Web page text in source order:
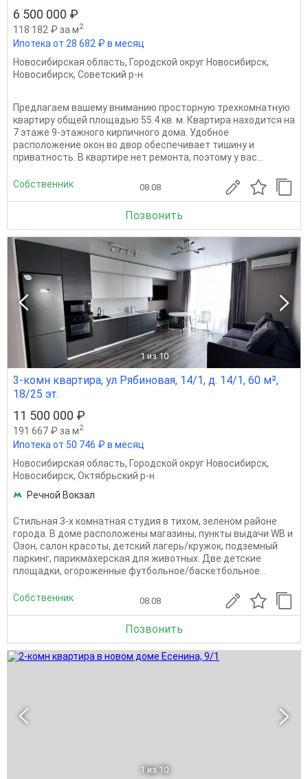
6 500 000 ₽
118 182 ₽ за м2
Ипотека от 28 682 ₽ в месяц
Новосибирская область, Городской округ Новосибирск,
Новосибирск, Советский р-н
Предлагаем вашему вниманию просторную трехкомнатную
квартиру общей площадью 55.4 кв. м. Квартира находится на
7 этаже 9-этажного кирпичного дома. Удобное
расположение окон во двор обеспечивает тишину и
приватность. В квартире нет ремонта, поэтому у вас...
Собственник 08.08
Позвонить
1 из 10
3-комн квартира, ул Рябиновая, 14/1, д. 14/1, 60 м²,
18/25 эт.
11 500 000 ₽
191 667 ₽ за м2
Ипотека от 50 746 ₽ в месяц
Новосибирская область, Городской округ Новосибирск,
Новосибирск, Октябрьский р-н
Речной Вокзал
Стильная 3-х комнатная студия в тихом, зеленом районе
города. В доме расположены магазины, пункты выдачи WB и
Озон, салон красоты, детский лагерь/кружок, подземный
паркинг, парикмахерская для животных. Две детские
площадки, огороженные футбольное/баскетбольное...
Собственник 08.08
Позвонить
1 из 10